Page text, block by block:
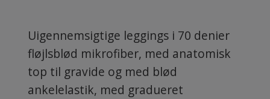
Uigennemsigtige leggings i 70 denier
fløjlsblød mikrofiber, med anatomisk
top til gravide og med blød
ankelelastik, med gradueret